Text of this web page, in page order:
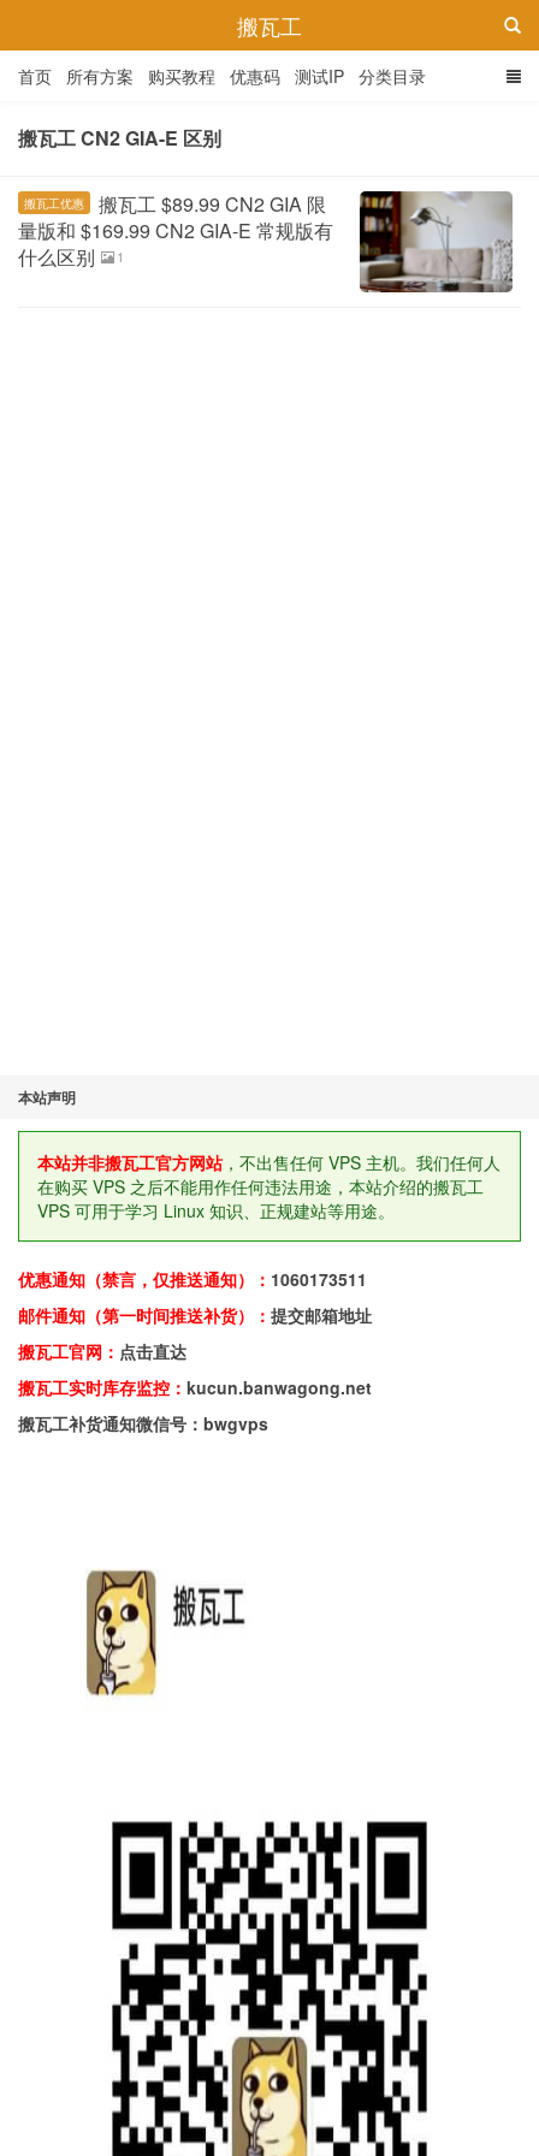
搬瓦工
首页 所有方案 购买教程 优惠码 测试IP 分类目录
搬瓦工 CN2 GIA-E 区别
搬瓦工优惠
搬瓦工 $89.99 CN2 GIA 限
量版和 $169.99 CN2 GIA-E 常规版有
什么区别
1
本站声明
本站并非搬瓦工官方网站，不出售任何 VPS 主机。我们任何人
在购买 VPS 之后不能用作任何违法用途，本站介绍的搬瓦工
VPS 可用于学习 Linux 知识、正规建站等用途。
优惠通知（禁言，仅推送通知）： 1060173511
邮件通知（第一时间推送补货）： 提交邮箱地址
搬瓦工官网： 点击直达
搬瓦工实时库存监控： kucun.banwagong.net
搬瓦工补货通知微信号：bwgvps